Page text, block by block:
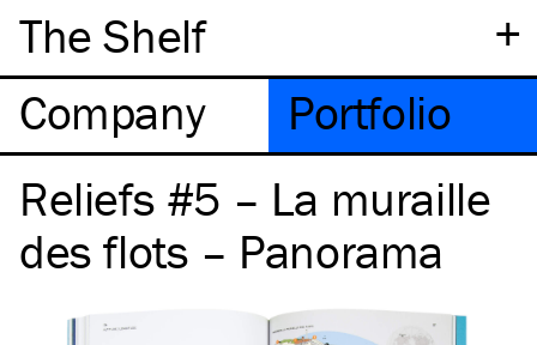
+
The Shelf
Company
Portfolio
Reliefs #5 – La muraille
des flots – Panorama